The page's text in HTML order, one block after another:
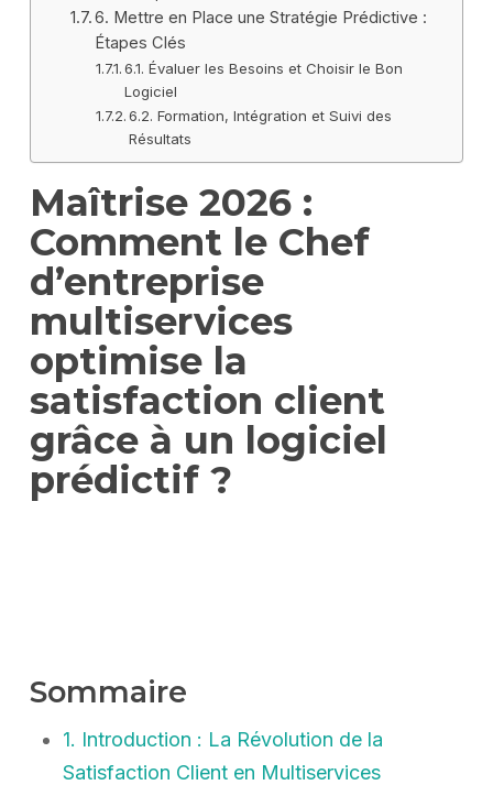
6. Mettre en Place une Stratégie Prédictive :
Étapes Clés
6.1. Évaluer les Besoins et Choisir le Bon
Logiciel
6.2. Formation, Intégration et Suivi des
Résultats
Maîtrise 2026 :
Comment le Chef
d’entreprise
multiservices
optimise la
satisfaction client
grâce à un logiciel
prédictif ?
Sommaire
1. Introduction : La Révolution de la
Satisfaction Client en Multiservices